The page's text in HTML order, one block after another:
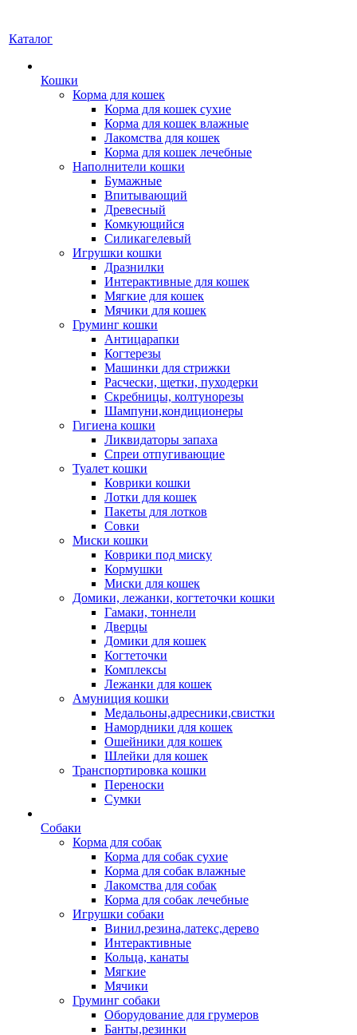
Каталог
Кошки
Корма для кошек
Корма для кошек сухие
Корма для кошек влажные
Лакомства для кошек
Корма для кошек лечебные
Наполнители кошки
Бумажные
Впитывающий
Древесный
Комкующийся
Силикагелевый
Игрушки кошки
Дразнилки
Интерактивные для кошек
Мягкие для кошек
Мячики для кошек
Груминг кошки
Антицарапки
Когтерезы
Машинки для стрижки
Расчески, щетки, пуходерки
Скребницы, колтунорезы
Шампуни,кондиционеры
Гигиена кошки
Ликвидаторы запаха
Спреи отпугивающие
Туалет кошки
Коврики кошки
Лотки для кошек
Пакеты для лотков
Совки
Миски кошки
Коврики под миску
Кормушки
Миски для кошек
Домики, лежанки, когтеточки кошки
Гамаки, тоннели
Дверцы
Домики для кошек
Когтеточки
Комплексы
Лежанки для кошек
Амуниция кошки
Медальоны,адресники,свистки
Намордники для кошек
Ошейники для кошек
Шлейки для кошек
Транспортировка кошки
Переноски
Сумки
Собаки
Корма для собак
Корма для собак сухие
Корма для собак влажные
Лакомства для собак
Корма для собак лечебные
Игрушки собаки
Винил,резина,латекс,дерево
Интерактивные
Кольца, канаты
Мягкие
Мячики
Груминг собаки
Оборудование для грумеров
Банты,резинки